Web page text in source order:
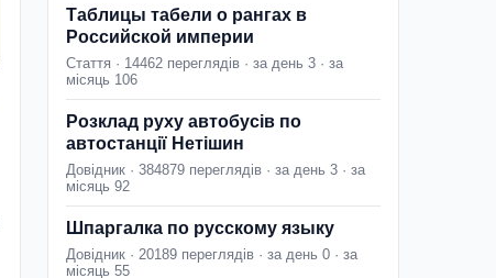
Таблицы табели о рангах в
Российской империи
Стаття · 14462 переглядів · за день 3 · за
місяць 106
Розклад руху автобусів по
автостанції Нетішин
Довідник · 384879 переглядів · за день 3 · за
місяць 92
Шпаргалка по русскому языку
Довідник · 20189 переглядів · за день 0 · за
місяць 55